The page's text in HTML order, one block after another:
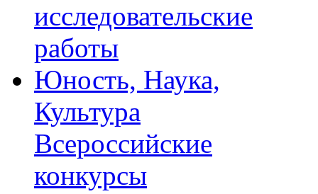
исследовательские
работы
Юность, Наука,
Культура
Всероссийские
конкурсы